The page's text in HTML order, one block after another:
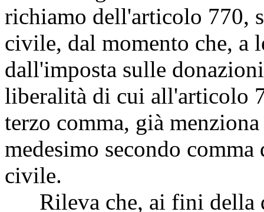
richiamo dell'articolo 770,
civile, dal momento che, a
dall'imposta sulle
liberalità di cui all'articolo
terzo comma, già
medesimo secondo
civile.
Rileva che, ai fini della